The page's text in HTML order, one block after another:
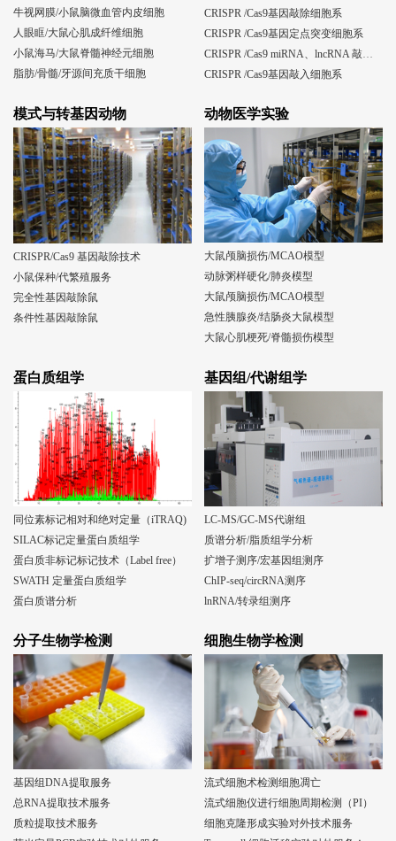
牛视网膜/小鼠脑微血管内皮细胞
人眼眶/大鼠心肌成纤维细胞
小鼠海马/大鼠脊髓神经元细胞
脂肪/骨髓/牙源间充质干细胞
CRISPR /Cas9基因敲除细胞系
CRISPR /Cas9基因定点突变细胞系
CRISPR /Cas9基因敲入细胞系
模式与转基因动物
CRISPR/Cas9 基因敲除技术
小鼠保种/代繁殖服务
完全性基因敲除鼠
条件性基因敲除鼠
动物医学实验
大鼠颅脑损伤/MCAO模型
动脉粥样硬化/肺炎模型
大鼠颅脑损伤/MCAO模型
急性胰腺炎/结肠炎大鼠模型
大鼠心肌梗死/脊髓损伤模型
蛋白质组学
同位素标记相对和绝对定量（iTRAQ)
SILAC标记定量蛋白质组学
蛋白质非标记标记技术（Label free）
SWATH 定量蛋白质组学
蛋白质谱分析
基因组/代谢组学
LC-MS/GC-MS代谢组
质谱分析/脂质组学分析
扩增子测序/宏基因组测序
ChIP-seq/circRNA测序
lnRNA/转录组测序
分子生物学检测
基因组DNA提取服务
总RNA提取技术服务
质粒提取技术服务
细胞生物学检测
流式细胞术检测细胞凋亡
流式细胞仪进行细胞周期检测（PI）
细胞克隆形成实验对外技术服务